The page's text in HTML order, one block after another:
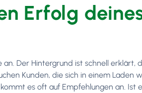
Erfolg
Der Hintergrund ist schnell erklärt,
Kunden, die sich in einem Laden
es oft auf Empfehlungen an. Ist